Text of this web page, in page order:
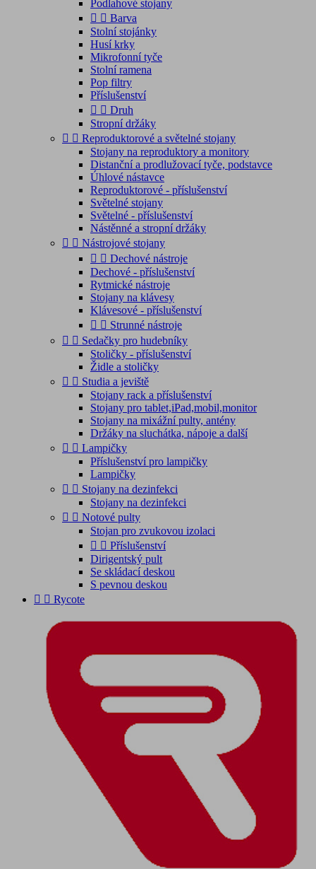
Podlahové stojany
  Barva
Stolní stojánky
Husí krky
Mikrofonní tyče
Stolní ramena
Pop filtry
Příslušenství
  Druh
Stropní držáky
  Reproduktorové a světelné stojany
Stojany na reproduktory a monitory
Distanční a prodlužovací tyče, podstavce
Úhlové nástavce
Reproduktorové - příslušenství
Světelné stojany
Světelné - příslušenství
Nástěnné a stropní držáky
  Nástrojové stojany
  Dechové nástroje
Dechové - příslušenství
Rytmické nástroje
Stojany na klávesy
Klávesové - příslušenství
  Strunné nástroje
  Sedačky pro hudebníky
Stoličky - příslušenství
Židle a stoličky
  Studia a jeviště
Stojany rack a příslušenství
Stojany pro tablet,iPad,mobil,monitor
Stojany na mixážní pulty, antény
Držáky na sluchátka, nápoje a další
  Lampičky
Příslušenství pro lampičky
Lampičky
  Stojany na dezinfekci
Stojany na dezinfekci
  Notové pulty
Stojan pro zvukovou izolaci
  Příslušenství
Dirigentský pult
Se skládací deskou
S pevnou deskou
  Rycote